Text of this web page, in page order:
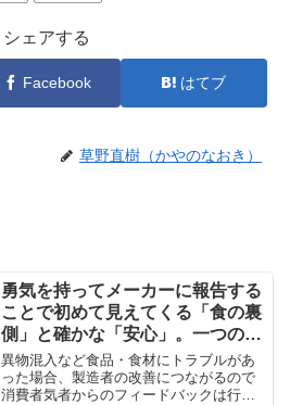
シェアする
Facebook はてブ
草野直樹（かやのなおき）
勇気を持ってメーカーに報告する
ことで初めて見えてくる「食の裏
側」と確かな「安心」。一つの報
告が不信感を信頼へと変えます
異物混入など食品・食材にトラブルがあ
った場合、製造者の改善につながるので
消費者気者からのフィードバックは行っ